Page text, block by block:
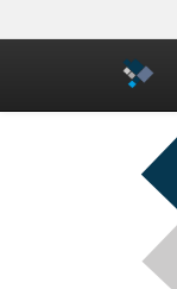
navigation